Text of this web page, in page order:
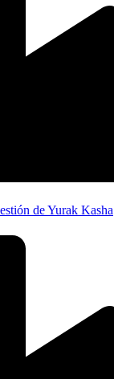
de Yurak Kasha